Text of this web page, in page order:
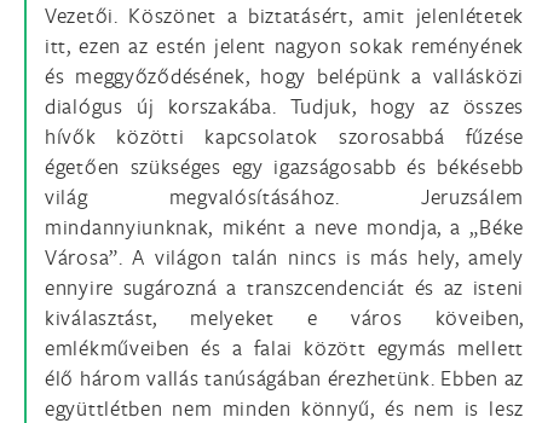
Vezetői. Köszönet a biztatásért, amit jelenlétetek
itt, ezen az estén jelent nagyon sokak reményének
és meggyőződésének, hogy belépünk a vallásközi
dialógus új korszakába. Tudjuk, hogy az összes
hívők közötti kapcsolatok szorosabbá fűzése
égetően szükséges egy igazságosabb és békésebb
világ megvalósításához. Jeruzsálem
mindannyiunknak, miként a neve mondja, a „Béke
Városa”. A világon talán nincs is más hely, amely
ennyire sugározná a transzcendenciát és az isteni
kiválasztást, melyeket e város köveiben,
emlékműveiben és a falai között egymás mellett
élő három vallás tanúságában érezhetünk. Ebben az
együttlétben nem minden könnyű, és nem is lesz